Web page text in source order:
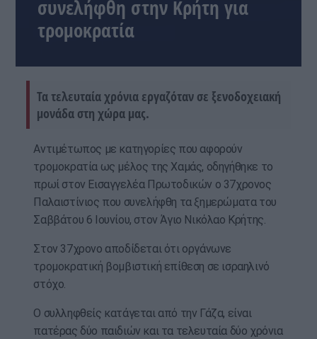
συνελήφθη στην Κρήτη για
τρομοκρατία
Τα τελευταία χρόνια εργαζόταν σε ξενοδοχειακή
μονάδα στη χώρα μας.
Αντιμέτωπος με κατηγορίες που αφορούν
τρομοκρατία ως μέλος της Χαμάς, οδηγήθηκε το
πρωί στον Εισαγγελέα Πρωτοδικών ο 37χρονος
Παλαιστίνιος που συνελήφθη τα ξημερώματα του
Σαββάτου 6 Ιουνίου, στον Άγιο Νικόλαο Κρήτης.
Στον 37χρονο αποδίδεται ότι οργάνωνε
τρομοκρατική βομβιστική επίθεση σε ισραηλινό
στόχο.
Ο συλληφθείς κατάγεται από την Γάζα, είναι
πατέρας δύο παιδιών και τα τελευταία δύο χρόνια